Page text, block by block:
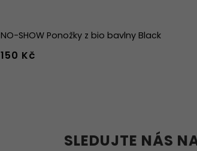
NO-SHOW Ponožky z bio bavlny Black
150 Kč
SLEDUJTE NÁS